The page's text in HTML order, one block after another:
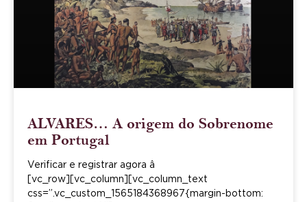
ALVARES… A origem do Sobrenome
em Portugal
Verificar e registrar agora â
[vc_row][vc_column][vc_column_text
css=”.vc_custom_1565184368967{margin-bottom: